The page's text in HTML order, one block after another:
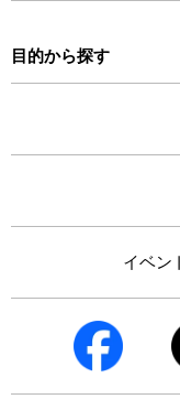
目的から探す
イベン